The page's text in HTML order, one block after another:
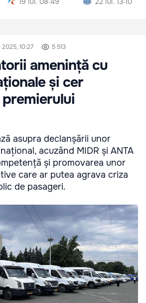
10:27 5 513
amenință cu
și cer
asupra declanșării unor
acuzând MIDR și ANTA
și promovarea unor
care ar putea agrava criza
de pasageri.